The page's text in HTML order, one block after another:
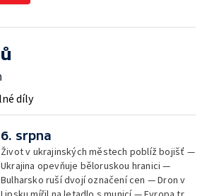
díly
6. srpna
Život v ukrajinských městech poblíž bojišť —
Ukrajina opevňuje běloruskou hranici —
Bulharsko ruší dvojí označení cen — Dron v